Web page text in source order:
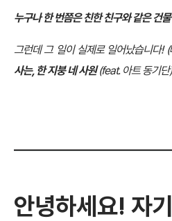
누구나 한 번쯤은 친한 친구와 같은 건
그런데 그 일이 실제로 일어났습니다!
사는, 한 지붕 네 사원(feat. 아트 동기단)
안녕하세요! 자